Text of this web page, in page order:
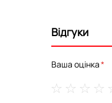
Відгуки
Ваша оцінка